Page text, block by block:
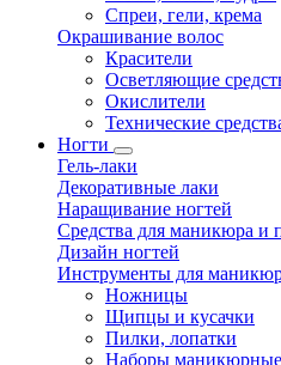
Спреи, гели, крема
Окрашивание волос
Красители
Осветляющие
Окислители
Технические
Ногти
Гель-лаки
Декоративные лаки
Наращивание ногтей
Средства для маникюра и
Дизайн ногтей
Инструменты для
Ножницы
Щипцы и кусачки
Пилки, лопатки
Наборы маникюрные